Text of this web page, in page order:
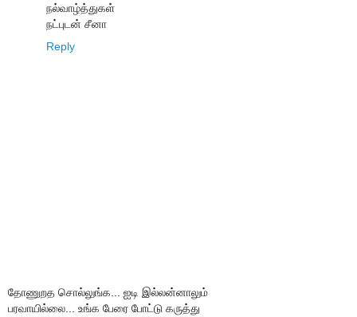
நல்வாழ்த்துகள்
நட்புடன் சீனா
Reply
தோணுறத சொல்லுங்க... ஐடி இல்லன்னாலும்
பரவாயில்லை... உங்க பேரை போட்டு கருத்து